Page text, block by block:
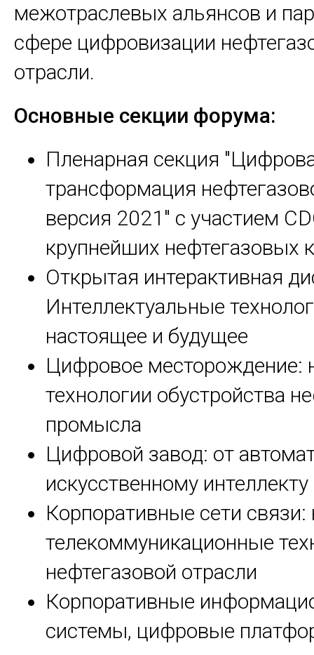
межотраслевых альянсов и
сфере цифровизации
отрасли.
Основные секции форума:
Пленарная секция
трансформация
версия 2021" с участием
крупнейших нефтегазовых
Открытая интерактивная
Интеллектуальные
настоящее и будущее
Цифровое месторождение:
технологии обустройства
промысла
Цифровой завод: от
искусственному интеллекту
Корпоративные сети
телекоммуникационные
нефтегазовой отрасли
Корпоративные
системы, цифровые